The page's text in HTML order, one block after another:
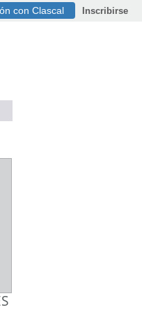
con Clascal Inscribirse